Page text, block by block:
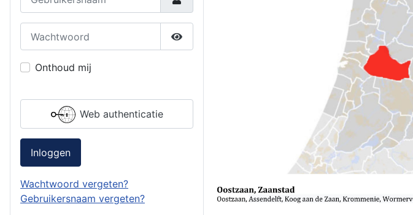
Toon wachtwoord
Onthoud mij
Web authenticatie
Inloggen
Wachtwoord vergeten?
Gebruikersnaam vergeten?